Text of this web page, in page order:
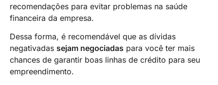
recomendações para evitar problemas na saúde
financeira da empresa.
Dessa forma, é recomendável que as dívidas
negativadas sejam negociadas para você ter mais
chances de garantir boas linhas de crédito para seu
empreendimento.